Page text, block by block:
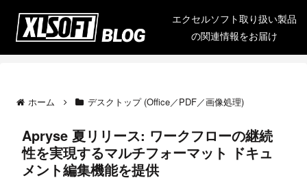
エクセルソフト取り扱い製品
の関連情報をお届け
ホーム デスクトップ (Office／PDF／画像処理)
Apryse 夏リリース: ワークフローの継続
性を実現するマルチフォーマット ドキュ
メント編集機能を提供